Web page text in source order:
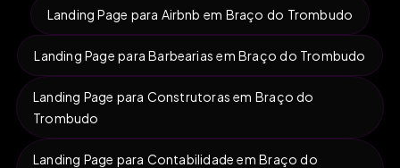
Landing Page para Airbnb em Braço do Trombudo
Landing Page para Barbearias em Braço do Trombudo
Landing Page para Construtoras em Braço do
Trombudo
Landing Page para Contabilidade em Braço do